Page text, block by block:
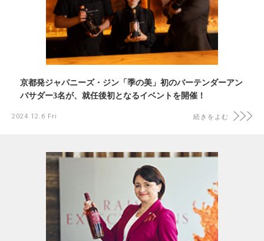
京都発ジャパニーズ・ジン「季の美」初のバーテンダーアン
バサダー3名が、就任後初となるイベントを開催！
2024.12.6 Fri 続きをよむ